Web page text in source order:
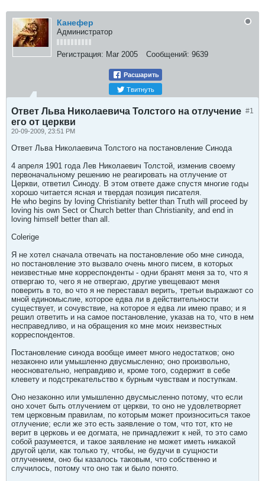
Канефер
Администратор
Регистрация: Mar 2005 Сообщений: 9639
Расшарить
Твитнуть
#1
Ответ Льва Николаевича Толстого на отлучение
его от церкви
20-09-2009, 23:51 PM
Ответ Льва Николаевича Толстого на постановление Синода
4 апреля 1901 года Лев Николаевич Толстой, изменив своему
первоначальному решению не реагировать на отлучение от
Церкви, ответил Синоду. В этом ответе даже спустя многие годы
хорошо читается ясная и твердая позиция писателя.
He who begins by loving Christianity better than Truth will proceed by
loving his own Sect or Church better than Christianity, and end in
loving himself better than all.
Colerige
Я не хотел сначала отвечать на постановление обо мне синода,
но постановление это вызвало очень много писем, в которых
неизвестные мне корреспонденты - одни бранят меня за то, что я
отвергаю то, чего я не отвергаю, другие увещевают меня
поверить в то, во что я не переставал верить, третьи выражают со
мной единомыслие, которое едва ли в действительности
существует, и сочувствие, на которое я едва ли имею право; и я
решил ответить и на самое постановление, указав на то, что в нем
несправедливо, и на обращения ко мне моих неизвестных
корреспондентов.
Постановление синода вообще имеет много недостатков; оно
незаконно или умышленно двусмысленно; оно произвольно,
неосновательно, неправдиво и, кроме того, содержит в себе
клевету и подстрекательство к бурным чувствам и поступкам.
Оно незаконно или умышленно двусмысленно потому, что если
оно хочет быть отлучением от церкви, то оно не удовлетворяет
тем церковным правилам, по которым может произноситься такое
отлучение; если же это есть заявление о том, что тот, кто не
верит в церковь и ее догмата, не принадлежит к ней, то это само
собой разумеется, и такое заявление не может иметь никакой
другой цели, как только ту, чтобы, не будучи в сущности
отлучением, оно бы казалось таковым, что собственно и
случилось, потому что оно так и было понято.